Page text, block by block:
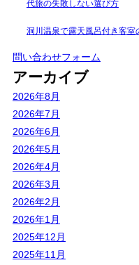
代旅の失敗しない選び方
洞川温泉で露天風呂付き客
問い合わせフォーム
アーカイブ
2026年8月
2026年7月
2026年6月
2026年5月
2026年4月
2026年3月
2026年2月
2026年1月
2025年12月
2025年11月